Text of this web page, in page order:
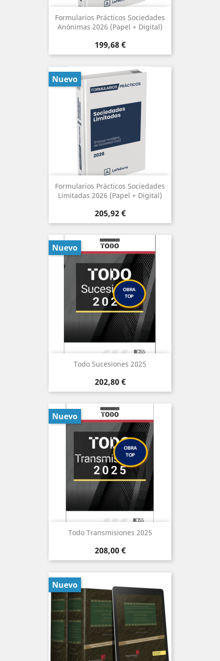
Formularios Prácticos Sociedades
Anónimas 2026 (Papel + Digital)
Precio
199,68 €
Formularios Prácticos Sociedades
Limitadas 2026 (Papel + Digital)
Precio
205,92 €
Nuevo
Todo Sucesiones 2025
Precio
202,80 €
Nuevo
Todo Transmisiones 2025
Precio
208,00 €
Nuevo
Nuevo